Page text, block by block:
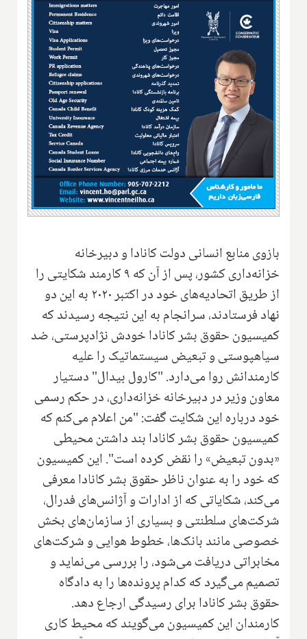
بازوی منابع انسانی دولت کانادا و دبیرخانه
خزانه‌داری کشور، پس از آن که ۹ کارمند شکایتی را
از طریق اتحادیه‌های خود در اکتبر ۲۰۲۰ به این دو
نهاد فرستادند، سرانجام به این نتیجه رسیدند که
کمیسیون حقوق بشر کانادا خودش نژادپرستی، ضد
سیاهپوستی و تبعیض سیستماتیک را علیه
کارمندانش روا می‌دارد. "کارول بیدال" دستیار
معاون وزیر در دبیرخانه خزانه‌داری، در حکم رسمی
خود درباره این شکایت گفت: "من اعلام می‌کنم که
کمیسیون حقوق بشر کانادا بند داشتن محیطی
«بدون تبعیض» را نقض کرده است". این کمیسیون
که خود را به عنوان ناظر حقوق بشر کانادا معرفی
می‌کند، شکایاتی که از ادارات و آژانس‌های فدرال،
شرکت‌های سلطنتی و بسیاری از سازمان‌های بخش
خصوصی مانند بانک‌ها، خطوط هوایی و شرکت‌های
مخابراتی دریافت می‌شود، را بررسی می‌نماید و
تصمیم می‌گیرد که کدام پرونده‌ها را به دادگاه
حقوق بشر کانادا برای رسیدگی ارجاع دهد.
کارمندان این کمیسیون می‌گویند که محیط کاری